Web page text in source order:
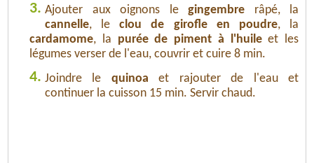
3. Ajouter aux oignons le gingembre râpé, la
cannelle, leclou de girofle en poudre, la
cardamome, la purée de piment à l'huileet les
légumes verser de l'eau, couvrir et cuire 8 min.
4. Joindre le quinoa et rajouter de l'eau et
continuer la cuisson 15 min. Servir chaud.